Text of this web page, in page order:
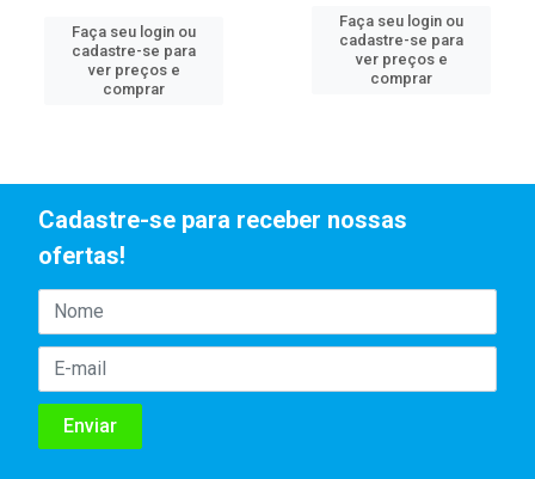
Faça seu login ou
cadastre-se para
ver preços e
comprar
Faça seu login ou
cadastre-se para
ver preços e
comprar
Cadastre-se para receber nossas
ofertas!